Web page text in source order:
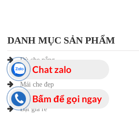
DANH MỤC SẢN PHẨM
Dù che nắng
Mái che đẹp
Bạt giá rẻ
Bấm để gọi ngay
Chat zalo